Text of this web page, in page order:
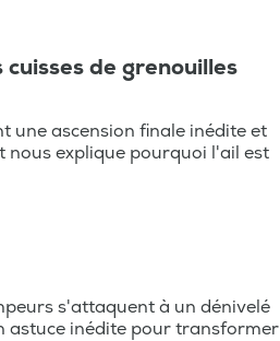
de grenouilles
une ascension finale inédite et
nous explique pourquoi l'ail est
s'attaquent à un dénivelé
astuce inédite pour transformer